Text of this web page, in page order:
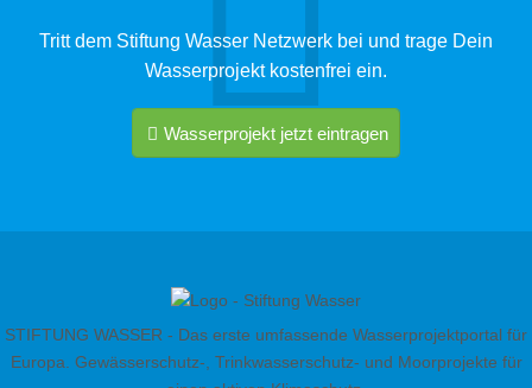
Tritt dem Stiftung Wasser Netzwerk bei und trage Dein
Wasserprojekt kostenfrei ein.
Wasserprojekt jetzt eintragen
STIFTUNG WASSER - Das erste umfassende Wasserprojektportal für
Europa. Gewässerschutz-, Trinkwasserschutz- und Moorprojekte für